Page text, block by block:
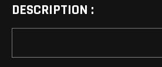
DESCRIPTION :